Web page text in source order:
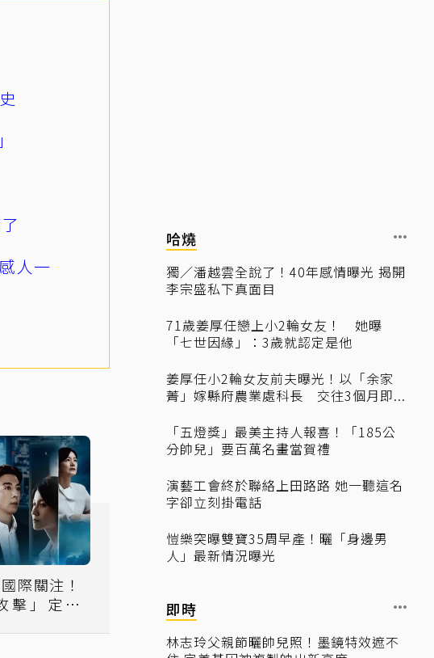
人一
際關注！
擊」定檔
哈燒
獨／潘越雲全說了！40年感情曝光 揭開
李宗盛私下真面目
71歲姜厚任戀上小2輪女友！ 她曝
「七世因緣」：3歲就認定是他
姜厚任小2輪女友前夫曝光！以「余家
菁」嫁縣府農業處科長 交往3個月即...
「五燈獎」最美主持人報喜！「185公
分帥兒」要百萬名畫當賀禮
演藝工會終於聯絡上田路路 她一聽這名
字卻立刻掛電話
愷樂突曝雙寶35周早產！曬「身邊男
人」最新情況曝光
即時
林志玲父親節曬帥兒照！墨鏡特效遮不